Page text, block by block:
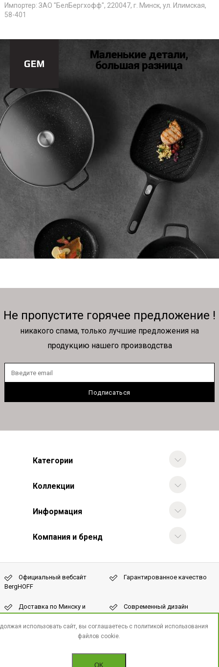
Импортер: ЗАО "БелБергхофф", 220047, г. Минск, ул. Илимская,
58-401
Маленькие детали,
большая разница
Не пропустите горячее предложение !
никакого спама, только лучшие предложения на
продукцию нашего производства
Категории
Коллекции
Информация
Компания и бренд
Официальный вебсайт
BergHOFF
Гарантированное качество
Доставка по Минску и
Беларуси
Современный дизайн
© 2024 - Официальный сайт
права защищены
использовать сайт, вы соглашаетесь с политикой использования
файлов cookie.
OK